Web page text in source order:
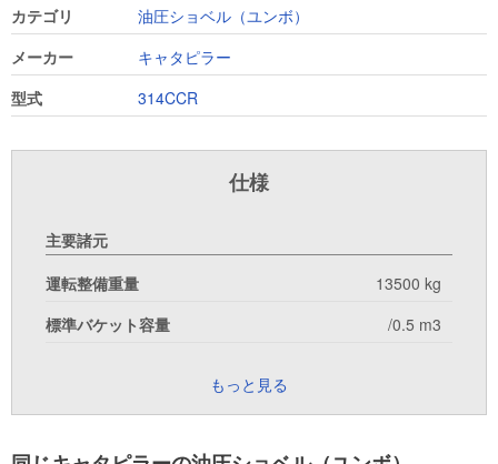
カテゴリ
油圧ショベル（ユンボ）
メーカー
キャタピラー
型式
314CCR
仕様
主要諸元
運転整備重量
13500 kg
標準バケット容量
/0.5 m3
もっと見る